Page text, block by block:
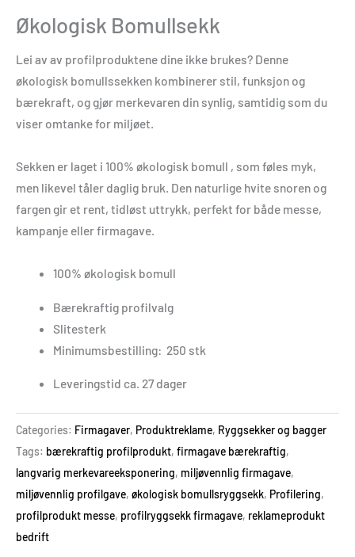
Økologisk Bomullsekk
Lei av av profilproduktene dine ikke brukes? Denne
økologisk bomullssekken kombinerer stil, funksjon og
bærekraft, og gjør merkevaren din synlig, samtidig som du
viser omtanke for miljøet.
Sekken er laget i 100% økologisk bomull , som føles myk,
men likevel tåler daglig bruk. Den naturlige hvite snoren og
fargen gir et rent, tidløst uttrykk, perfekt for både messe,
kampanje eller firmagave.
100% økologisk bomull
Bærekraftig profilvalg
Slitesterk
Minimumsbestilling: 250 stk
Leveringstid ca. 27 dager
Categories: Firmagaver, Produktreklame, Ryggsekker og bagger
Tags: bærekraftig profilprodukt, firmagave bærekraftig,
langvarig merkevareeksponering, miljøvennlig firmagave,
miljøvennlig profilgave, økologisk bomullsryggsekk, Profilering,
profilprodukt messe, profilryggsekk firmagave, reklameprodukt
bedrift